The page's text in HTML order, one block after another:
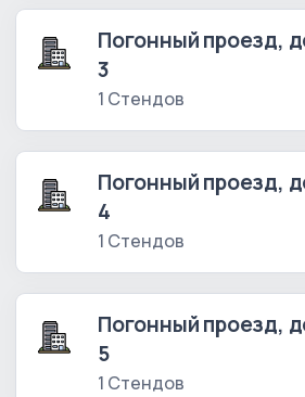
Погонный проезд,
3
1 Стендов
Погонный проезд,
4
1 Стендов
Погонный проезд,
5
1 Стендов